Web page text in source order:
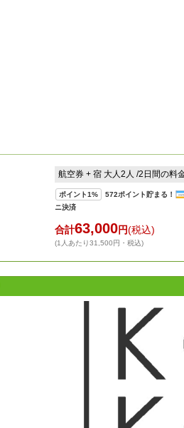
航空券 + 宿 大人2人 /2日間の料
ポイント1% 572ポイント貯まる！
ニ決済
合計63,000円(税込)
(1人あたり31,500円・税込)